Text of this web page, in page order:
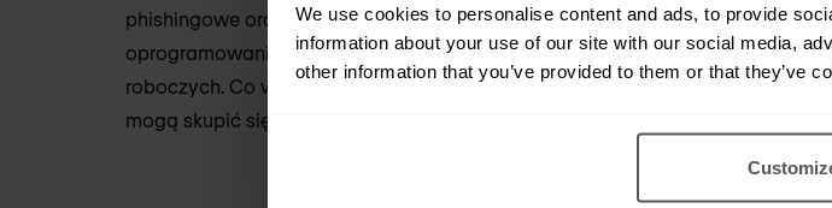
We use cookies to personalise content and ads, to provide
information about your use of our site with our social media,
other information that you’ve provided to them or that they’ve
phishingowe oraz działanie złośliwego
oprogramowania na wielu stacjach
roboczych. Co więcej, dzięki niej eksperci
mogą skupić się na kluczowych zadaniach.
zarządzaniu
urządzeń
narzędzi takich jak